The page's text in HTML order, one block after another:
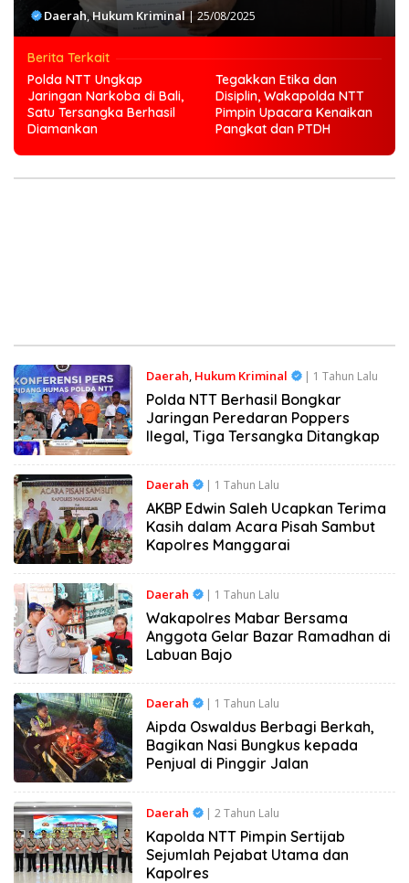
Daerah,Hukum Kriminal| 25/08/2025
Berita Terkait
Polda NTT Ungkap
Jaringan Narkoba di Bali,
Satu Tersangka Berhasil
Diamankan
Tegakkan Etika dan
Disiplin, Wakapolda NTT
Pimpin Upacara Kenaikan
Pangkat dan PTDH
Daerah, Hukum Kriminal | 1 Tahun Lalu
Polda NTT Berhasil Bongkar
Jaringan Peredaran Poppers
Ilegal, Tiga Tersangka Ditangkap
Daerah | 1 Tahun Lalu
AKBP Edwin Saleh Ucapkan Terima
Kasih dalam Acara Pisah Sambut
Kapolres Manggarai
Daerah | 1 Tahun Lalu
Wakapolres Mabar Bersama
Anggota Gelar Bazar Ramadhan di
Labuan Bajo
Daerah | 1 Tahun Lalu
Aipda Oswaldus Berbagi Berkah,
Bagikan Nasi Bungkus kepada
Penjual di Pinggir Jalan
Daerah | 2 Tahun Lalu
Kapolda NTT Pimpin Sertijab
Sejumlah Pejabat Utama dan
Kapolres